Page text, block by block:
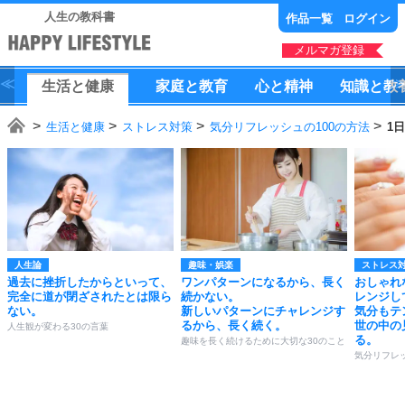
人生の教科書 作品一覧 ログイン
メルマガ登録
生活と健康 家庭と教育 心と精神 知識と教
生活と健康 ストレス対策 気分リフレッシュの100の方法 1
人生論
過去に挫折したからといって、
完全に道が閉ざされたとは限ら
ない。
人生観が変わる30の言葉
趣味・娯楽
ワンパターンになるから、長く
続かない。
新しいパターンにチャレンジす
るから、長く続く。
趣味を長く続けるために大切な30のこと
ストレス
おしゃ
レンジ
気分もテ
世の中の
る。
気分リフレ